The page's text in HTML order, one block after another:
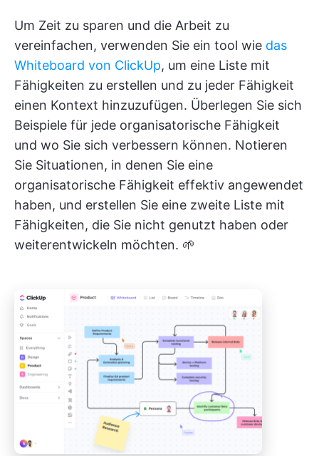
Um Zeit zu sparen und die Arbeit zu
vereinfachen, verwenden Sie ein tool wie das
Whiteboard von ClickUp, um eine Liste mit
Fähigkeiten zu erstellen und zu jeder Fähigkeit
einen Kontext hinzuzufügen. Überlegen Sie sich
Beispiele für jede organisatorische Fähigkeit
und wo Sie sich verbessern können. Notieren
Sie Situationen, in denen Sie eine
organisatorische Fähigkeit effektiv angewendet
haben, und erstellen Sie eine zweite Liste mit
Fähigkeiten, die Sie nicht genutzt haben oder
weiterentwickeln möchten. 🌱